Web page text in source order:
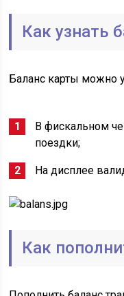
Как узнать
Баланс карты можно
В фискальном
поездки;
На дисплее
Как